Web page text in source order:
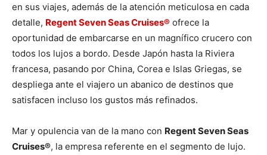
en sus viajes, además de la atención meticulosa en cada
detalle, Regent Seven Seas Cruises® ofrece la
oportunidad de embarcarse en un magnífico crucero con
todos los lujos a bordo. Desde Japón hasta la Riviera
francesa, pasando por China, Corea e Islas Griegas, se
despliega ante el viajero un abanico de destinos que
satisfacen incluso los gustos más refinados.
Mar y opulencia van de la mano con Regent Seven Seas
Cruises®, la empresa referente en el segmento de lujo.